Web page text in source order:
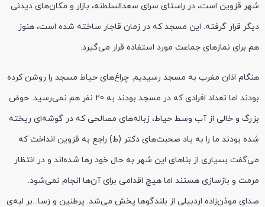
شهر قزوین است، در راستای سرای سعدالسلطنه، بازار و مکان‌های دیدنی
دیگر قرار گرفته. این مسجد که در زمان قاجار ساخته شده است، هنوز
هم برای نمازهای جماعت مورد استفاده قرار می‌گیرد.
هنگام اذان مغرب به مسجد رسیدیم. چراغ‌های حیاط مسجد را روشن کرده
بودند اما تعداد افرادی که در مسجد بودند به 20 نفر هم نمی‌رسید. حوض
بزرگ و خالی از آب وسط حیاط، زباله‌های مصالحی که در گوشه‌ای ریخته
شده بودند ما را به یاد صحبت‌های دکتر (ط) راجع به قزوین انداخت که
می‌گفت بسیاری از بناهای این شهر به حال خود رها شده‌اند و در انتظار
مرمت و بازسازی هستند اما هیچ اقدامی برای آن‌ها انجام نمی‌شود.
صدای موذن‌زاده اردبیلی از بلندگوها پخش می‌شد. پرطنین و رَسا...بر لبه‌ی